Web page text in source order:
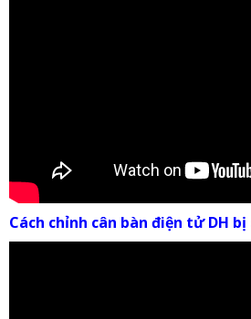
Cách chỉnh cân bàn điện tử DH